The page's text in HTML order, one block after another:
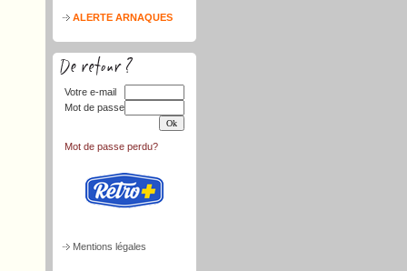
ALERTE ARNAQUES
Votre e-mail
Mot de passe
Mot de passe perdu?
Mentions légales